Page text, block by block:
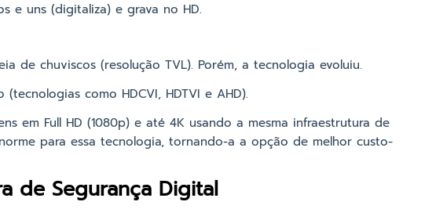
e uns (digitaliza) e grava no HD.
de chuviscos (resolução TVL). Porém, a tecnologia evoluiu.
como HDCVI, HDTVI e AHD).
em Full HD (1080p) e até 4K usando a mesma infraestrutura de
para essa tecnologia, tornando-a a opção de melhor custo-
de Segurança Digital